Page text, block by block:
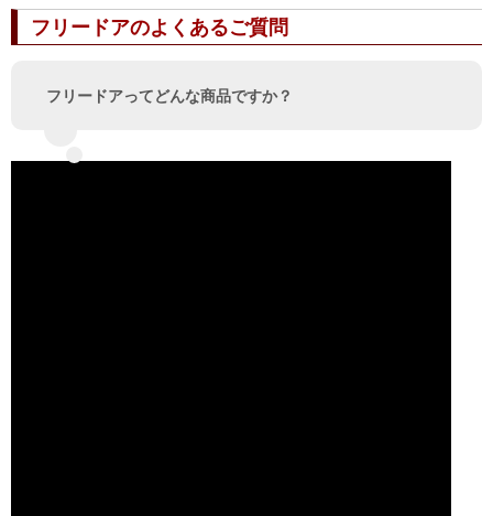
フリードアのよくあるご質問
フリードアってどんな商品ですか？